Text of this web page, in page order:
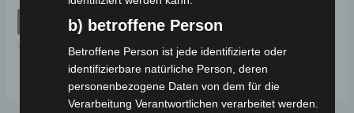
0
IN DEN WARENKORB
VS2
b) betroffene Person
Betroffene Person ist jede identifizierte oder
identifizierbare natürliche Person, deren
personenbezogene Daten von dem für die
Verarbeitung Verantwortlichen verarbeitet werden.